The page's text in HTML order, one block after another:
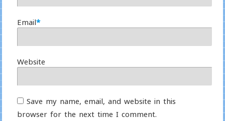
Email*
Website
Save my name, email, and website in this
browser for the next time I comment.